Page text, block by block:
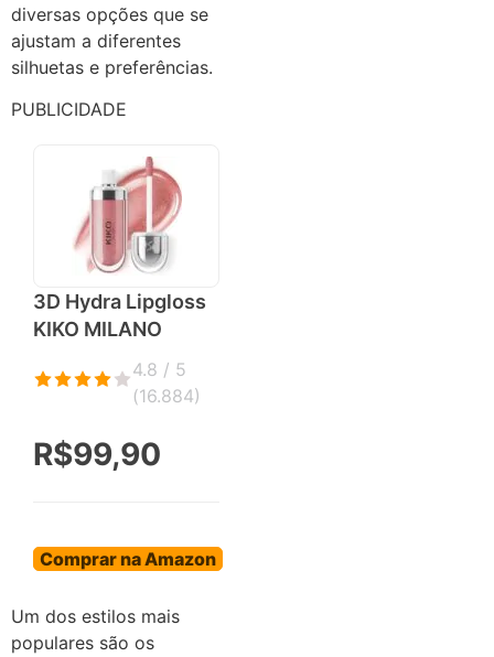
diversas opções que se
ajustam a diferentes
silhuetas e preferências.
PUBLICIDADE
3D Hydra Lipgloss
KIKO MILANO
4.8 / 5
(16.884)
R$99,90
Comprar na Amazon
Um dos estilos mais
populares são os